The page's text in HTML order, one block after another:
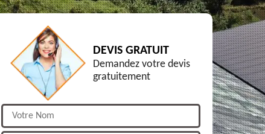
DEVIS GRATUIT
Demandez votre devis
gratuitement